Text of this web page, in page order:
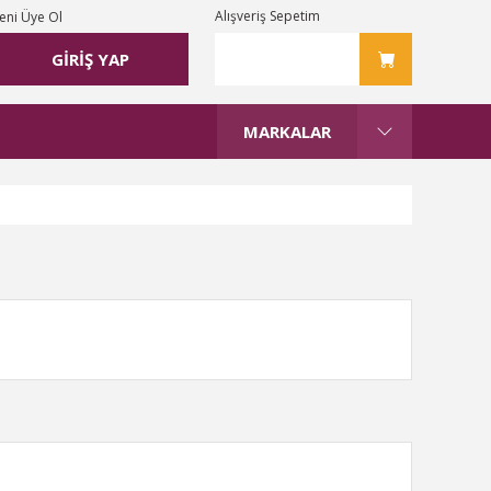
GİRİŞ YAP
Üye Ol Alışveriş Sepetim
MARKALAR